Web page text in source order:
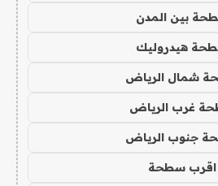
بين المدن
هيدروليك
شمال الرياض
غرب الرياض
جنوب الرياض
اقرب سطحة